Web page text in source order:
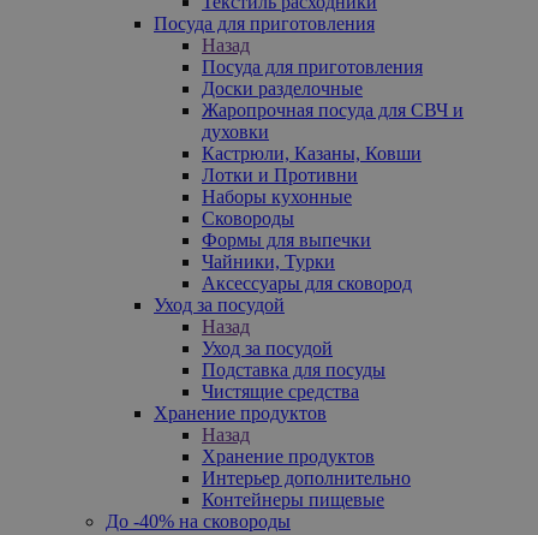
Посуда для приготовления
Назад
Посуда для приготовления
Доски разделочные
Жаропрочная посуда для СВЧ и
духовки
Кастрюли, Казаны, Ковши
Лотки и Противни
Наборы кухонные
Сковороды
Формы для выпечки
Чайники, Турки
Аксессуары для сковород
Уход за посудой
Назад
Уход за посудой
Подставка для посуды
Чистящие средства
Хранение продуктов
Назад
Хранение продуктов
Интерьер дополнительно
Контейнеры пищевые
До -40% на сковороды